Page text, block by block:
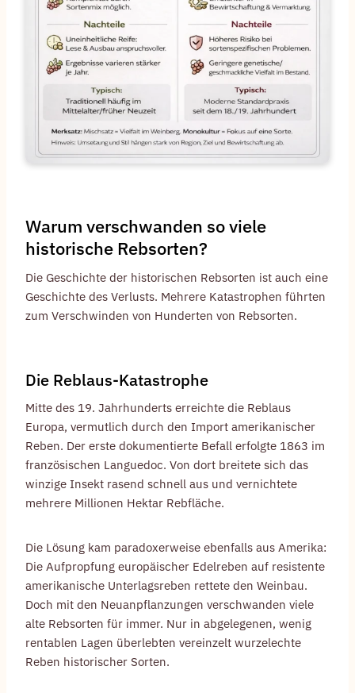
Warum verschwanden so viele
historische Rebsorten?
Die Geschichte der historischen Rebsorten ist auch eine
Geschichte des Verlusts. Mehrere Katastrophen führten
zum Verschwinden von Hunderten von Rebsorten.
Die Reblaus-Katastrophe
Mitte des 19. Jahrhunderts erreichte die Reblaus
Europa, vermutlich durch den Import amerikanischer
Reben. Der erste dokumentierte Befall erfolgte 1863 im
französischen Languedoc. Von dort breitete sich das
winzige Insekt rasend schnell aus und vernichtete
mehrere Millionen Hektar Rebfläche.
Die Lösung kam paradoxerweise ebenfalls aus Amerika:
Die Aufpropfung europäischer Edelreben auf resistente
amerikanische Unterlagsreben rettete den Weinbau.
Doch mit den Neuanpflanzungen verschwanden viele
alte Rebsorten für immer. Nur in abgelegenen, wenig
rentablen Lagen überlebten vereinzelt wurzelechte
Reben historischer Sorten.